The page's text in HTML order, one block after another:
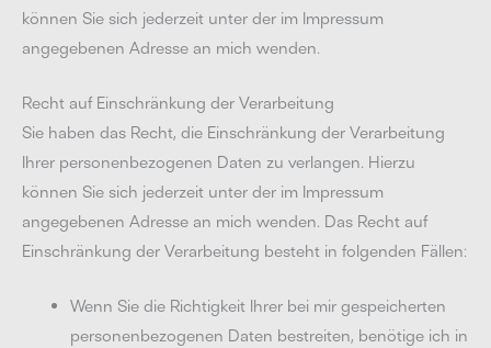
können Sie sich jederzeit unter der im Impressum
angegebenen Adresse an mich wenden.
Recht auf Einschränkung der Verarbeitung
Sie haben das Recht, die Einschränkung der Verarbeitung
Ihrer personenbezogenen Daten zu verlangen. Hierzu
können Sie sich jederzeit unter der im Impressum
angegebenen Adresse an mich wenden. Das Recht auf
Einschränkung der Verarbeitung besteht in folgenden Fällen:
Wenn Sie die Richtigkeit Ihrer bei mir gespeicherten
personenbezogenen Daten bestreiten, benötige ich in